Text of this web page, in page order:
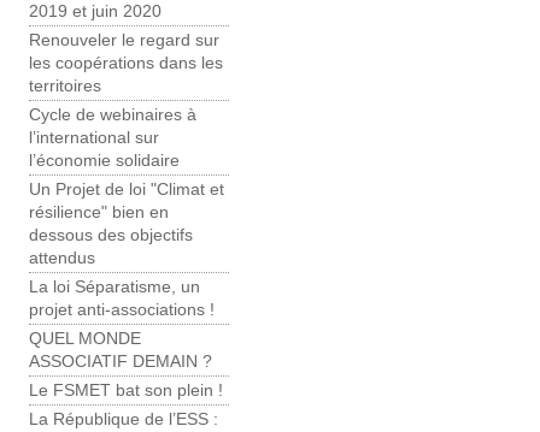
2019 et juin 2020
Renouveler le regard sur
les coopérations dans les
territoires
Cycle de webinaires à
l’international sur
l’économie solidaire
Un Projet de loi "Climat et
résilience" bien en
dessous des objectifs
attendus
La loi Séparatisme, un
projet anti-associations !
QUEL MONDE
ASSOCIATIF DEMAIN ?
Le FSMET bat son plein !
La République de l’ESS :